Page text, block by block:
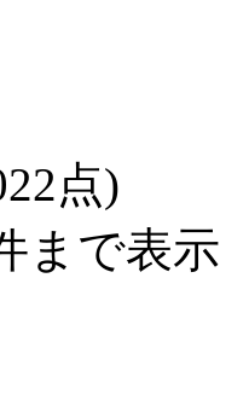
点)
まで表示